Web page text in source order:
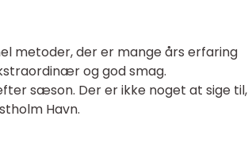
metoder, der er mange års erfaring
og god smag.
sæson. Der er ikke noget at sige til,
Havn.